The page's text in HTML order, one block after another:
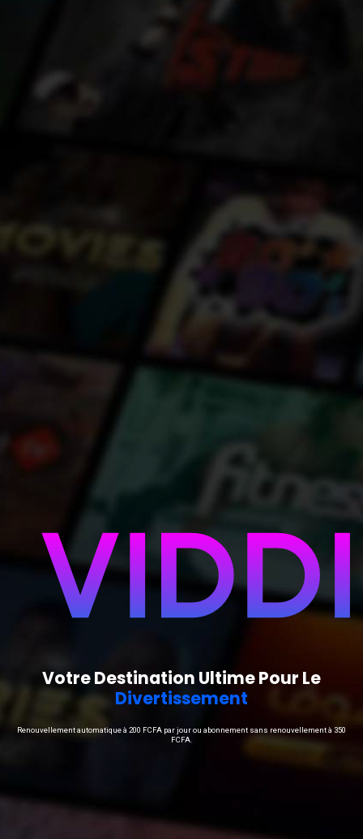
Votre Destination Ultime Pour Le
Divertissement
Renouvellement automatique à 200 FCFA par jour ou abonnement sans renouvellement à 350
FCFA.